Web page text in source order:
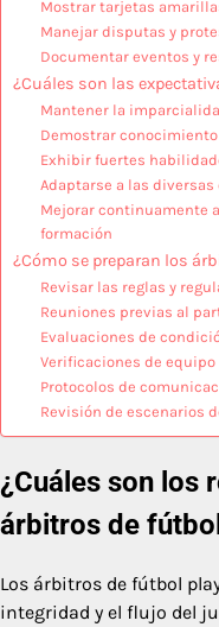
Mostrar tarjetas
Manejar disputas y
Documentar eventos y
¿Cuáles son las
Mantener la
Demostrar
Exhibir fuertes
Adaptarse a las
Mejorar continuamente
formación
¿Cómo se preparan los
Revisar las reglas y
Reuniones previas al
Evaluaciones de
Verificaciones de equipo
Protocolos de
Revisión de escenarios
¿Cuáles son los
árbitros de
Los árbitros de fútbol
integridad y el flujo del